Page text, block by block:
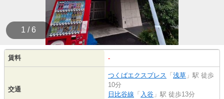
1 / 6
賃料 -
交通
つくばエクスプレス 「 浅草 」駅 徒歩
10分
日比谷線 「 入谷 」駅 徒歩13分